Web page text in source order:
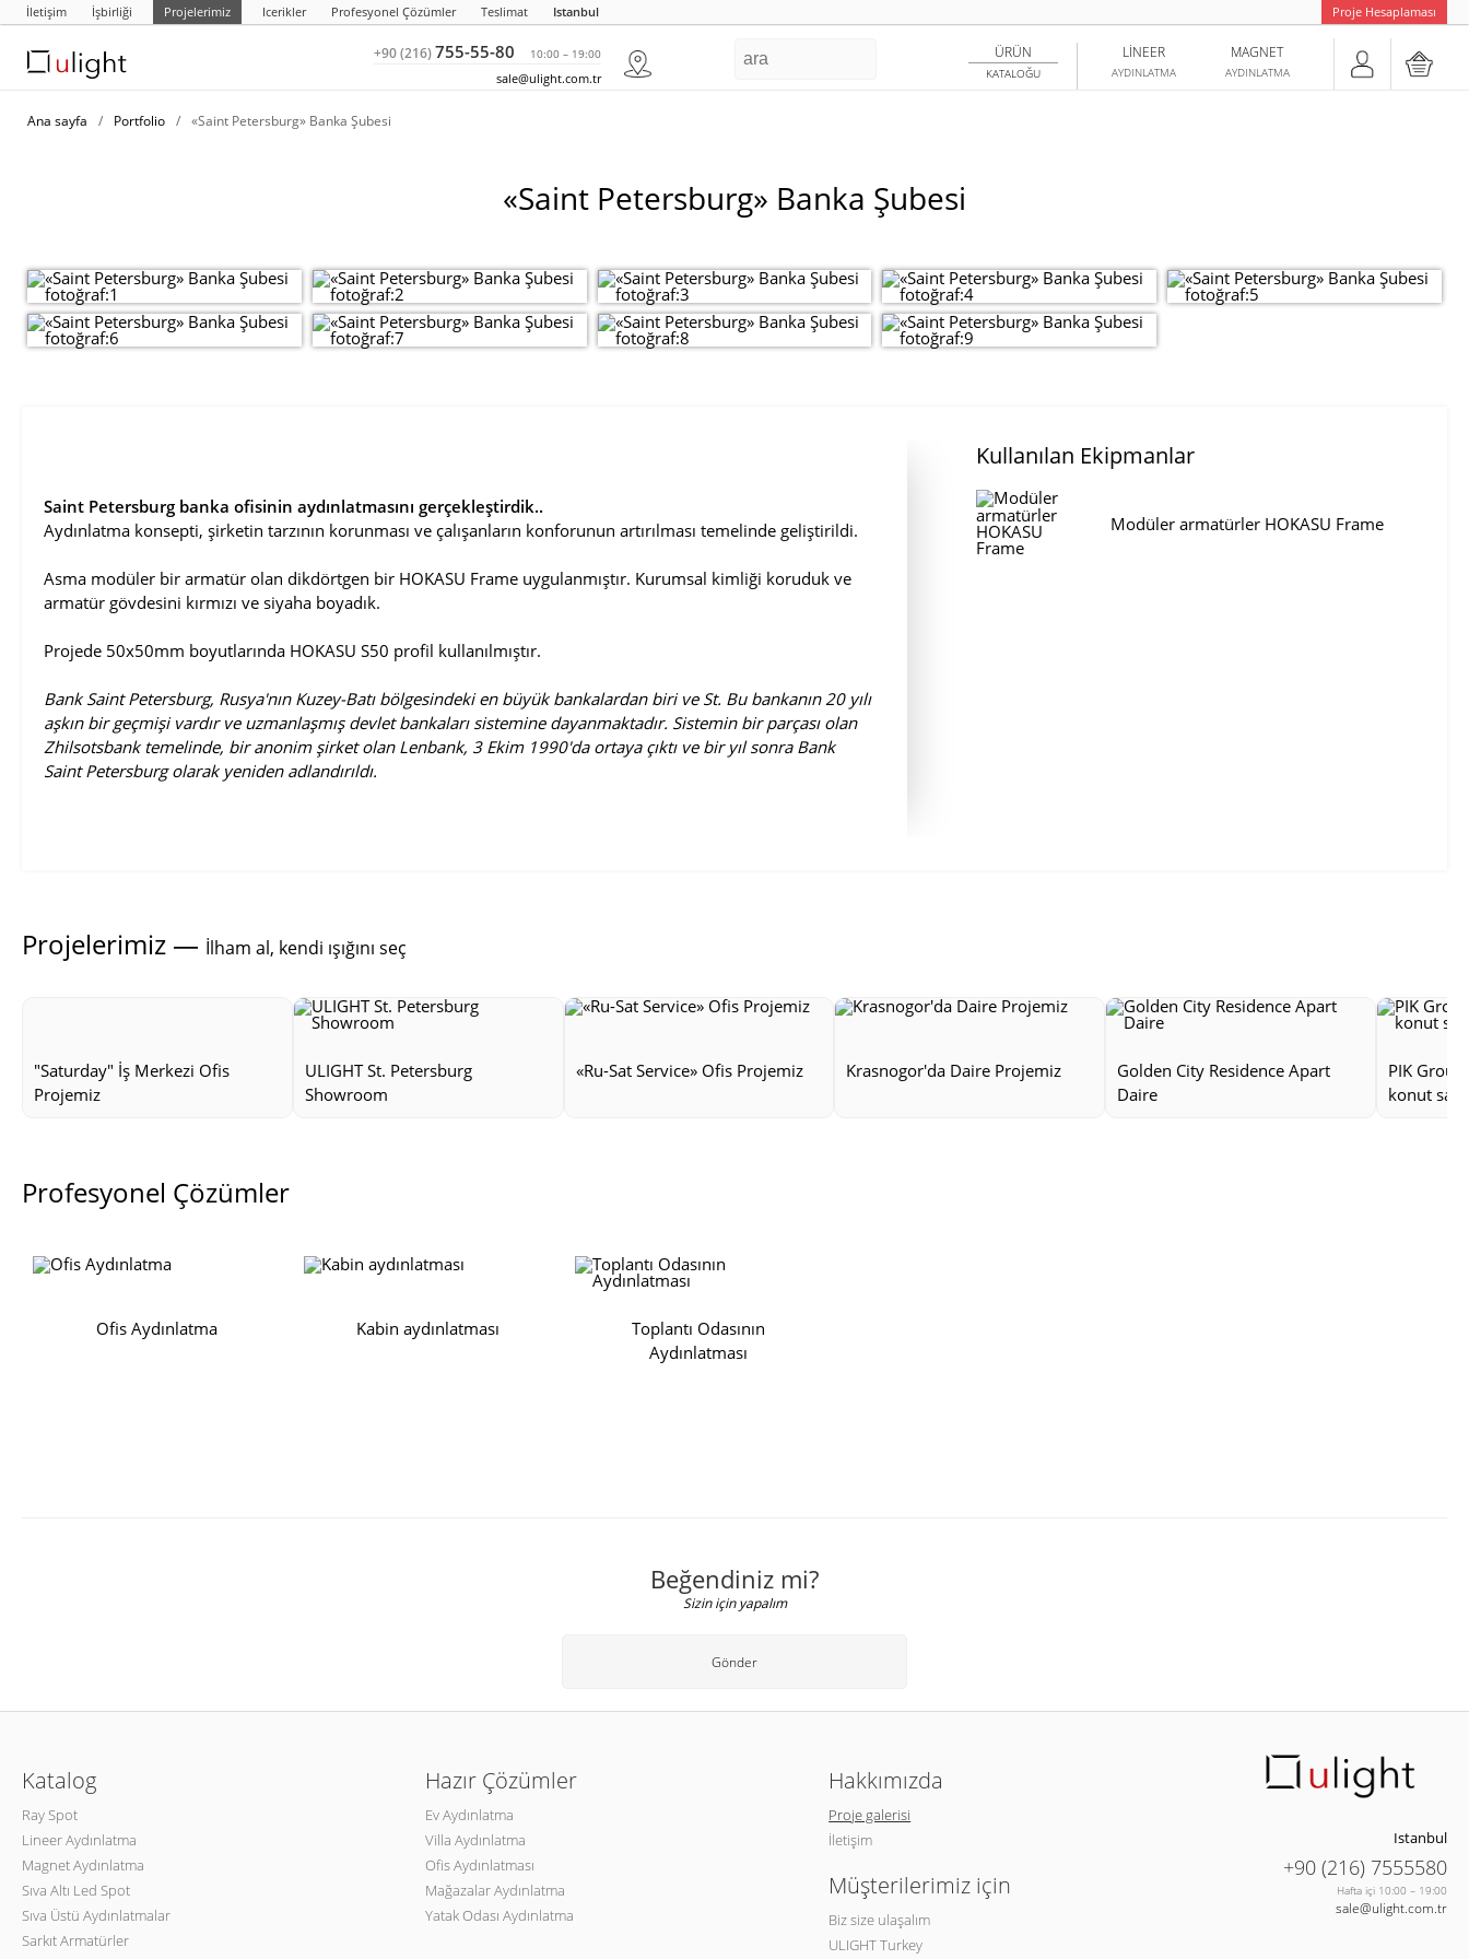
İletişim İşbirliği Projelerimiz Icerikler Profesyonel Çözümler Teslimat Istanbul Proje Hesaplaması
+90 (216)755-55-80 10:00 – 19:00
sale@ulight.com.tr
MAGNET
AYDINLATMA
LINEER
AYDINLATMA
ÜRÜN
KATALOĞU
Ana sayfa / Portfolio / «Saint Petersburg» Banka Şubesi
«Saint Petersburg» Banka Şubesi
Saint Petersburg banka ofisinin aydınlatmasını gerçekleştirdik..
Aydınlatma konsepti, şirketin tarzının korunması ve çalışanların konforunun artırılması temelinde geliştirildi.
Asma modüler bir armatür olan dikdörtgen bir HOKASU Frame uygulanmıştır. Kurumsal kimliği koruduk ve
armatür gövdesini kırmızı ve siyaha boyadık.
Projede 50x50mm boyutlarında HOKASU S50 profil kullanılmıştır.
Bank Saint Petersburg, Rusya'nın Kuzey-Batı bölgesindeki en büyük bankalardan biri ve St. Bu bankanın 20 yılı
aşkın bir geçmişi vardır ve uzmanlaşmış devlet bankaları sistemine dayanmaktadır. Sistemin bir parçası olan
Zhilsotsbank temelinde, bir anonim şirket olan Lenbank, 3 Ekim 1990'da ortaya çıktı ve bir yıl sonra Bank
Saint Petersburg olarak yeniden adlandırıldı.
Kullanılan Ekipmanlar
Modüler armatürler HOKASU Frame
Projelerimiz — İlham al, kendi ışığını seç
"Saturday" İş Merkezi Ofis
Projemiz
ULIGHT St. Petersburg
Showroom
«Ru-Sat Service» Ofis Projemiz Krasnogor'da Daire Projemiz
Golden City Residence Apart
Daire
PIK
konut
Profesyonel Çözümler
Ofis Aydınlatma Kabin aydınlatması
Toplantı Odasının
Aydınlatması
Beğendiniz mi?
Sizin için yapalım
Gönder
Katalog
Ray Spot
Lineer Aydınlatma
Magnet Aydınlatma
Sıva Altı Led Spot
Sıva Üstü Aydınlatmalar
Sarkıt Armatürler
Hazır Çözümler
Ev Aydınlatma
Villa Aydınlatma
Ofis Aydınlatması
Mağazalar Aydınlatma
Yatak Odası Aydınlatma
Hakkımızda
Proje galerisi
İletişim
Müşterilerimiz için
Biz size ulaşalım
ULIGHT Turkey
Istanbul
+90 (216) 7555580
Hafta içi 10:00 – 19:00
sale@ulight.com.tr